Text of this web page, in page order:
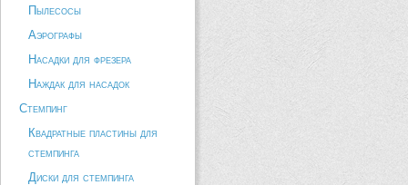
Пылесосы
Аэрографы
Насадки для фрезера
Наждак для насадок
Стемпинг
Квадратные пластины для
стемпинга
Диски для стемпинга